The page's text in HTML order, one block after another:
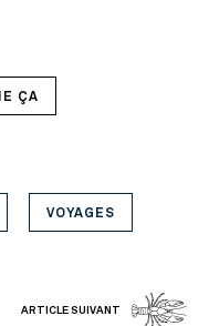
ÇA
VOYAGES
ARTICLE SUIVANT